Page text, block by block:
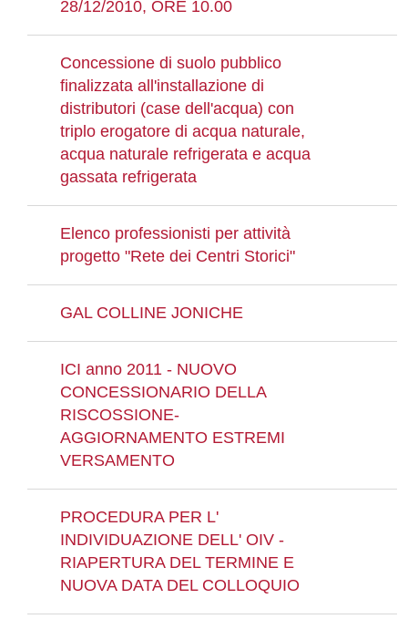
28/12/2010, ORE 10.00
Concessione di suolo pubblico
finalizzata all'installazione di
distributori (case dell'acqua) con
triplo erogatore di acqua naturale,
acqua naturale refrigerata e acqua
gassata refrigerata
Elenco professionisti per attività
progetto "Rete dei Centri Storici"
GAL COLLINE JONICHE
ICI anno 2011 - NUOVO
CONCESSIONARIO DELLA
RISCOSSIONE-
AGGIORNAMENTO ESTREMI
VERSAMENTO
PROCEDURA PER L'
INDIVIDUAZIONE DELL' OIV -
RIAPERTURA DEL TERMINE E
NUOVA DATA DEL COLLOQUIO